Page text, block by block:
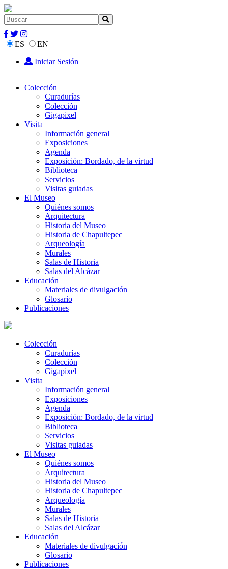
ES
EN
Iniciar Sesión
Colección
Curadurías
Colección
Gigapixel
Visita
Información general
Exposiciones
Agenda
Exposición: Bordado, de la virtud
Biblioteca
Servicios
Visitas guiadas
El Museo
Quiénes somos
Arquitectura
Historia del Museo
Historia de Chapultepec
Arqueología
Murales
Salas de Historia
Salas del Alcázar
Educación
Materiales de divulgación
Glosario
Publicaciones
Colección
Curadurías
Colección
Gigapixel
Visita
Información general
Exposiciones
Agenda
Exposición: Bordado, de la virtud
Biblioteca
Servicios
Visitas guiadas
El Museo
Quiénes somos
Arquitectura
Historia del Museo
Historia de Chapultepec
Arqueología
Murales
Salas de Historia
Salas del Alcázar
Educación
Materiales de divulgación
Glosario
Publicaciones